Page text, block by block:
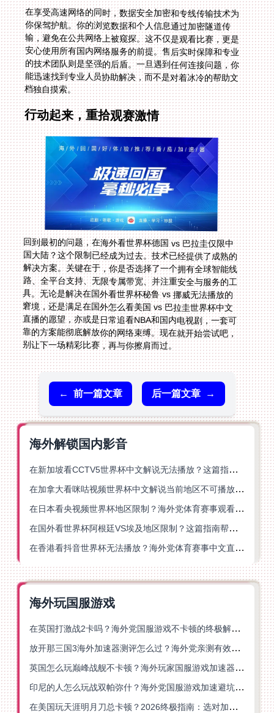
在享受高速网络的同时，数据安全加密和专线传输技术为
你保驾护航。你的浏览数据和个人信息通过加密隧道传
输，避免在公共网络上被窥探。这不仅是观看比赛，更是
安心使用所有国内网络服务的前提。售后实时保障和专业
的技术团队则是坚强的后盾。一旦遇到任何连接问题，你
能迅速找到专业人员协助解决，而不是对着冰冷的帮助文
档独自摸索。
行动起来，重拾观赛激情
回到最初的问题，在海外看世界杯德国 vs 巴拉圭仅限中
国大陆？这个限制已经成为过去。技术已经提供了成熟的
解决方案。关键在于，你是否选择了一个拥有全球智能线
路、全平台支持、无限专属带宽、并注重安全与服务的工
具。无论是解决在国外看世界杯秘鲁 vs 挪威无法播放的
窘境，还是满足在国外怎么看美国 vs 巴拉圭世界杯中文
直播的愿望，亦或是日常追看NBA和国内电视剧，一套可
靠的方案能彻底解放你的网络束缚。现在就开始尝试吧，
别让下一场精彩比赛，再与你擦肩而过。
← 前一篇文章 后一篇文章 →
海外解锁国内影音
在新加坡看CCTV5世界杯中文解说无法播放？这篇指南帮你解锁海外体育直播自由
在加拿大看咪咕视频世界杯中文解说当前地区不可播放？这篇指南帮你一键解决
在日本看央视频世界杯地区限制？海外党体育赛事观看终极指南
在国外看世界杯阿根廷VS埃及地区限制？这篇指南帮你搞定中文直播+解说
在香港看抖音世界杯无法播放？海外党体育赛事中文直播终极指南
海外玩国服游戏
在英国打激战2卡吗？海外党国服游戏不卡顿的终极解决方案
放开那三国3海外加速器测评怎么过？海外党亲测有效的国服游戏加速指南
英国怎么玩巅峰战舰不卡顿？海外玩家国服游戏加速器终极指南
印尼的人怎么玩战双帕弥什？海外党国服游戏加速避坑指南
在美国玩天涯明月刀总卡顿？2026终极指南：选对加速器让你丝滑连招